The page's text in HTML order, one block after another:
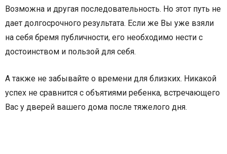
Возможна и другая последовательность. Но этот путь не
дает долгосрочного результата. Если же Вы уже взяли
на себя бремя публичности, его необходимо нести с
достоинством и пользой для себя.
А также не забывайте о времени для близких. Никакой
успех не сравнится с объятиями ребенка, встречающего
Вас у дверей вашего дома после тяжелого дня.